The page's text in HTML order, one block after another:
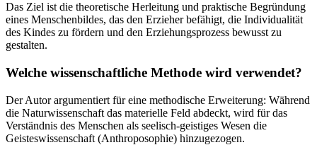
Das Ziel ist die theoretische Herleitung und praktische Begründung
eines Menschenbildes, das den Erzieher befähigt, die Individualität
des Kindes zu fördern und den Erziehungsprozess bewusst zu
gestalten.
Welche wissenschaftliche Methode wird verwendet?
Der Autor argumentiert für eine methodische Erweiterung: Während
die Naturwissenschaft das materielle Feld abdeckt, wird für das
Verständnis des Menschen als seelisch-geistiges Wesen die
Geisteswissenschaft (Anthroposophie) hinzugezogen.